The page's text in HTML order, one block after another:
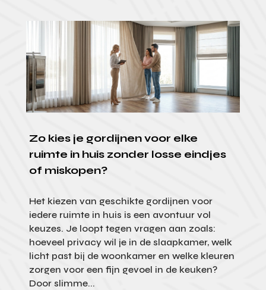
Zo kies je gordijnen voor elke
ruimte in huis zonder losse eindjes
of miskopen?
Het kiezen van geschikte gordijnen voor
iedere ruimte in huis is een avontuur vol
keuzes. Je loopt tegen vragen aan zoals:
hoeveel privacy wil je in de slaapkamer, welk
licht past bij de woonkamer en welke kleuren
zorgen voor een fijn gevoel in de keuken?
Door slimme...